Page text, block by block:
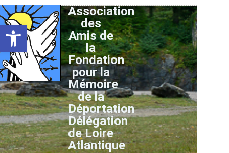
Ouvrir la barre d’outils
Association
des
Amis de
la
Fondation
pour la
Mémoire
de la
Déportation
Délégation
de Loire
Atlantique